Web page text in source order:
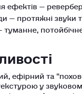
ефектів —
— протяжні звуки
туманне,
ефірний та
у